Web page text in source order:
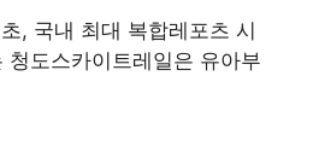
, 국내 최대 복합레포츠 시
도스카이트레일은 유아부